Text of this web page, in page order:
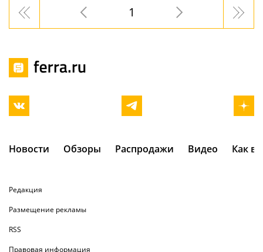
1
Новости Обзоры Распродажи Видео Как
Редакция
Размещение рекламы
RSS
Правовая информация